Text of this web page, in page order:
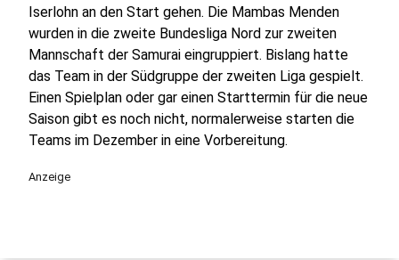
Iserlohn an den Start gehen. Die Mambas Menden
wurden in die zweite Bundesliga Nord zur zweiten
Mannschaft der Samurai eingruppiert. Bislang hatte
das Team in der Südgruppe der zweiten Liga gespielt.
Einen Spielplan oder gar einen Starttermin für die neue
Saison gibt es noch nicht, normalerweise starten die
Teams im Dezember in eine Vorbereitung.
Anzeige